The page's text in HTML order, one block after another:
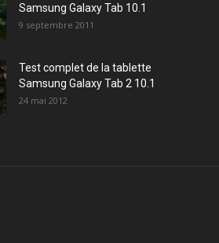
Samsung Galaxy Tab 10.1
9 septembre 2011
Test complet de la tablette
Samsung Galaxy Tab 2 10.1
24 mai 2012